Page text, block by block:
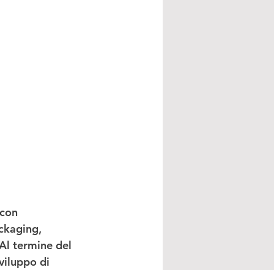
termine del
di